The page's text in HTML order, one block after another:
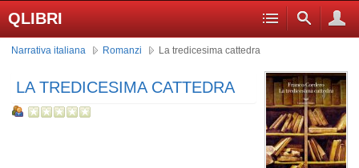
QLIBRI
Narrativa italiana Romanzi La tredicesima cattedra
LA TREDICESIMA CATTEDRA